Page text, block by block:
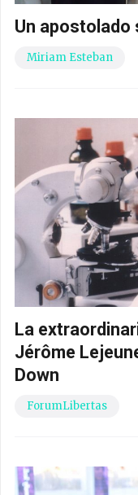
Un apostolado
Miriam Esteban
La
Jérôme
Down
ForumLibertas